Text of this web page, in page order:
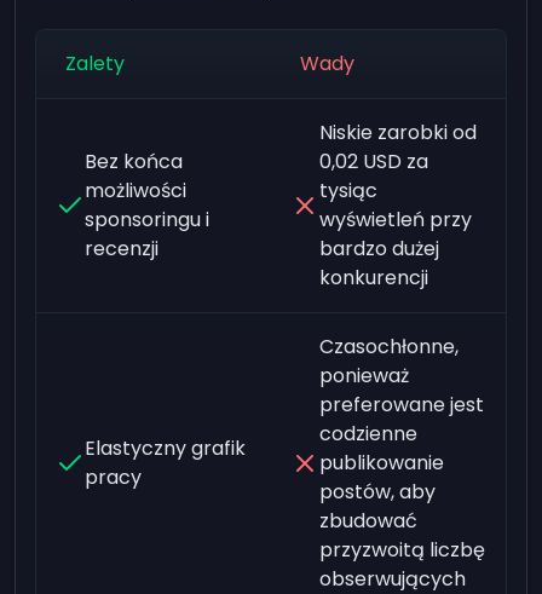
Zalety Wady
Bez końca
możliwości
sponsoringu i
recenzji
Niskie zarobki od
0,02 USD za
tysiąc
wyświetleń przy
bardzo dużej
konkurencji
Elastyczny grafik
pracy
Czasochłonne,
ponieważ
preferowane jest
codzienne
publikowanie
postów, aby
zbudować
przyzwoitą liczbę
obserwujących